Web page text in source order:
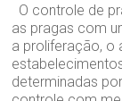
O controle de
as pragas com
a proliferação, o
determinadas